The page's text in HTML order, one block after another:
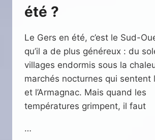
été ?
Le Gers en été, c’est le Sud-
qu’il a de plus généreux : du
villages endormis sous la
marchés nocturnes qui sentent
et l’Armagnac. Mais quand les
températures grimpent, il faut
…